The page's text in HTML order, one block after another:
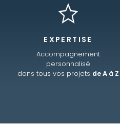
EXPERTISE
Accompagnement
personnalisé
dans tous vos projets de A à Z